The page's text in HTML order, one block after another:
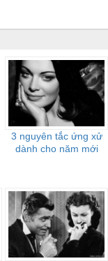
3 nguyên tắc ứng xử
dành cho năm mới